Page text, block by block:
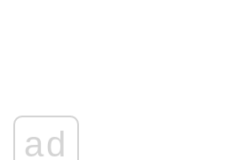
ad